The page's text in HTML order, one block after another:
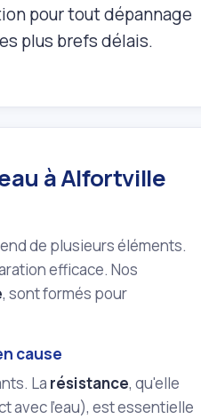
pour tout dépannage
plus brefs délais.
à Alfortville
de plusieurs éléments.
efficace. Nos
, sont formés pour
cause
La résistance, qu'elle
avec l'eau), est essentielle